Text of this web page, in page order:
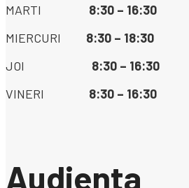
MARTI 8:30 – 16:30
MIERCURI 8:30 – 18:30
JOI 8:30 – 16:30
VINERI 8:30 – 16:30
Audienta